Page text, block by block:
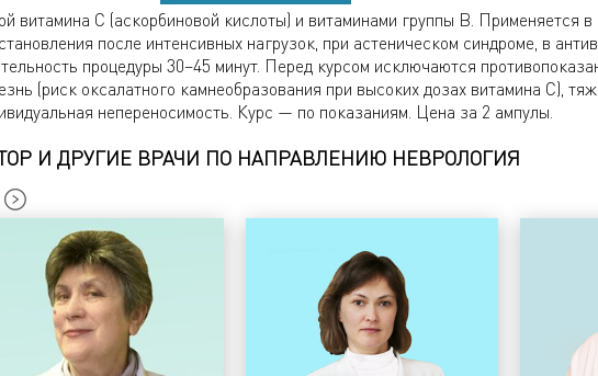
витамина C (аскорбиновой кислоты) и витаминами группы B. Применяется в
после интенсивных нагрузок, при астеническом синдроме, в
процедуры 30–45 минут. Перед курсом исключаются
(риск оксалатного камнеобразования при высоких дозах витамина C),
непереносимость. Курс — по показаниям. Цена за 2 ампулы.
И ДРУГИЕ ВРАЧИ ПО НАПРАВЛЕНИЮ НЕВРОЛОГИЯ